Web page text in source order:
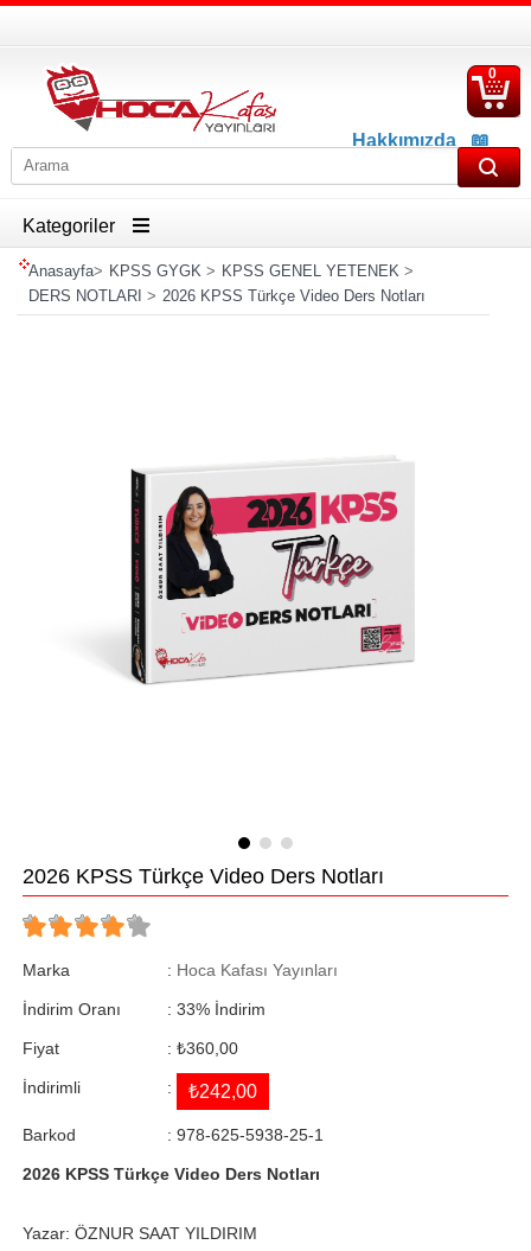
Hakkımızda
📖
İletişim
0
Kategoriler
Anasayfa> KPSS GYGK> KPSS GENEL YETENEK>
DERS NOTLARI > 2026 KPSS Türkçe Video Ders Notları
2026 KPSS Türkçe Video Ders Notları
Marka : Hoca Kafası Yayınları
İndirim Oranı : %
33 İndirim
Fiyat : ₺360,00
İndirimli : ₺242,00
Barkod : 978-625-5938-25-1
2026 KPSS Türkçe Video Ders Notları
Yazar: ÖZNUR SAAT YILDIRIM